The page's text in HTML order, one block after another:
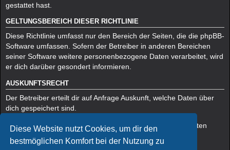
Diese Website nutzt Cookies, um dir den
bestmöglichen Komfort bei der Nutzung zu
gestattet hast.
GELTUNGSBEREICH DIESER RICHTLINIE
Diese Richtlinie umfasst nur den Bereich der Seiten, die die phpBB-
Software umfassen. Sofern der Betreiber in anderen Bereichen
seiner Software weitere personenbezogene Daten verarbeitet, wird
er dich darüber gesondert informieren.
AUSKUNFTSRECHT
Der Betreiber erteilt dir auf Anfrage Auskunft, welche Daten über
dich gespeichert sind.
Du kannst jederzeit die Löschung bzw. Sperrung deiner Daten
verlangen. Kontaktiere hierzu bitte den Betreiber.